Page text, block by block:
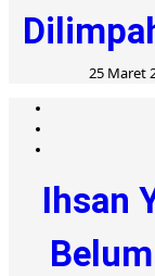
25 Maret
Ihsan